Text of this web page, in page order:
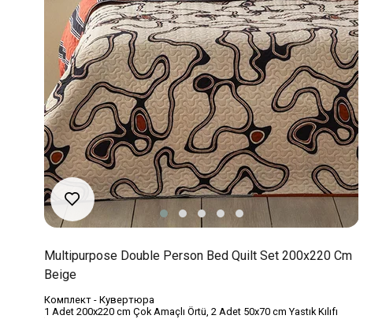
Multipurpose Double Person Bed Quilt Set 200x220 Cm
Beige
Комплект - Кувертюра
1 Adet 200x220 cm Çok Amaçlı Örtü, 2 Adet 50x70 cm Yastık Kılıfı